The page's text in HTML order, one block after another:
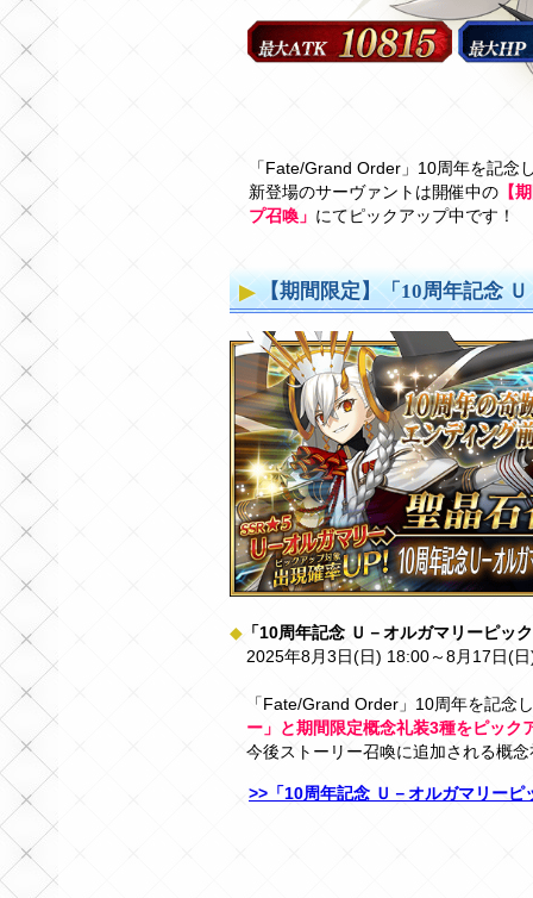
「Fate/Grand Order」10周年を記念
新登場のサーヴァントは開催中の 【
プ召喚」 にてピックアップ中です！
【期間限定】「10周年記念
◆ 「10周年記念 Ｕ－オルガマリーピッ
2025年8月3日(日) 18:00～8月17日(
「Fate/Grand Order」10周年を記念
ー」と期間限定概念礼装3種をピック
今後ストーリー召喚に追加される概
>>「10周年記念 Ｕ－オルガマリー